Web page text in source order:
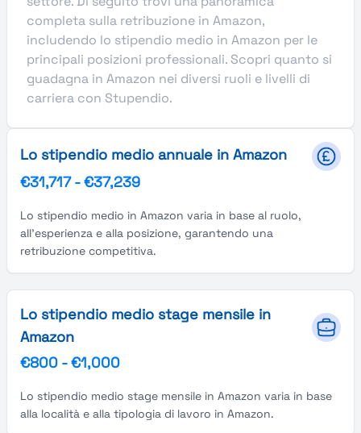
completa sulla retribuzione in Amazon,
includendo lo stipendio medio in Amazon per le
principali posizioni professionali. Scopri quanto si
guadagna in Amazon nei diversi ruoli e livelli di
carriera con Stupendio.
Lo stipendio medio annuale in Amazon
€31,717-€37,239
Lo stipendio medio in Amazon varia in base al ruolo,
all'esperienza e alla posizione, garantendo una
retribuzione competitiva.
Lo stipendio medio stage mensile in
Amazon
€800 -€1,000
Lo stipendio medio stage mensile in Amazon varia in base
alla località e alla tipologia di lavoro in Amazon.